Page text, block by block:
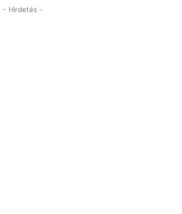
- Hirdetés -